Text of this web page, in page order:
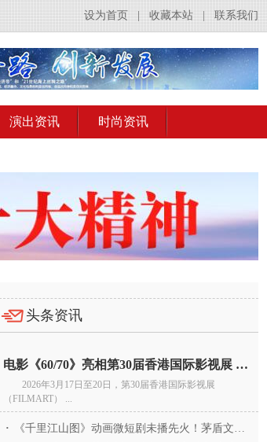
联系我们
收藏本站
设为首页
演出资讯 时尚资讯
头条资讯
电影《60/70》亮相第30届香港国际影视展 冲刺戛纳备
2026年3月17日至20日，第30届香港国际影视展
（FILMART） ...
·
《千里江山图》动画微短剧未播先火！茅盾文学奖IP首